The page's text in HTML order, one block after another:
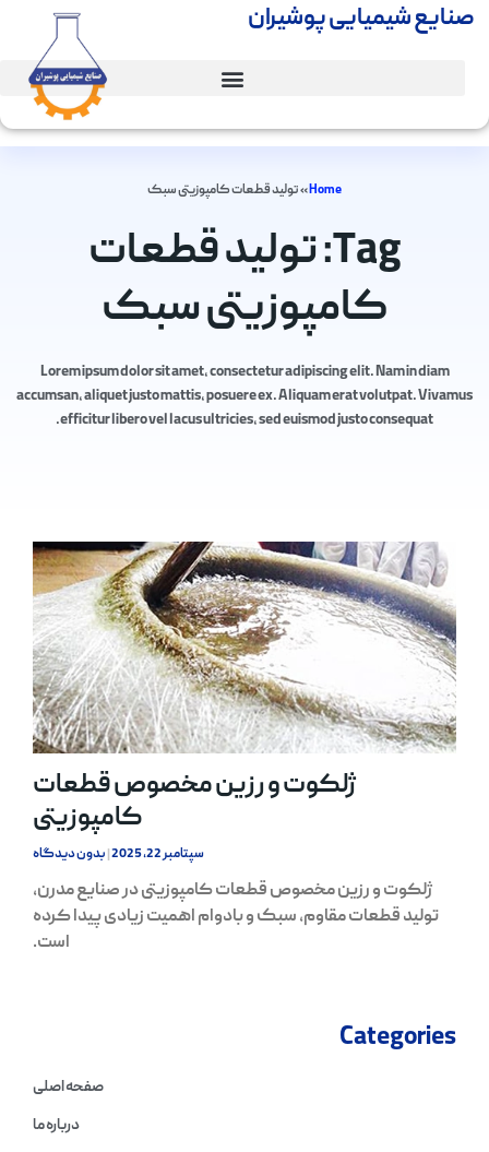
صنایع شیمیایی پوشیران
Home
»تولید قطعات کامپوزیتی سبک
Tag: تولید قطعات
کامپوزیتی سبک
Lorem ipsum dolor sit amet, consectetur adipiscing elit. Nam in diam
accumsan, aliquet justo mattis, posuere ex. Aliquam erat volutpat. Vivamus
efficitur libero vel lacus ultricies, sed euismod justo consequat.
ژلکوت و رزین مخصوص قطعات
کامپوزیتی
سپتامبر 22, 2025 بدون دیدگاه
ژلکوت و رزین مخصوص قطعات کامپوزیتی در صنایع مدرن،
تولید قطعات مقاوم، سبک و بادوام اهمیت زیادی پیدا کرده
است.
Categories
صفحه اصلی
درباره ما